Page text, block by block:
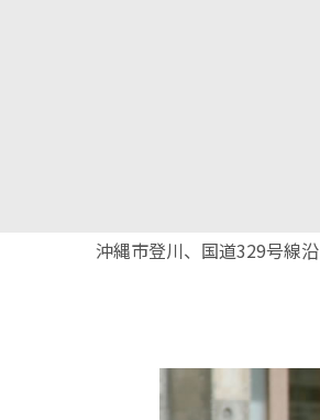
沖縄市登川、国道329号線